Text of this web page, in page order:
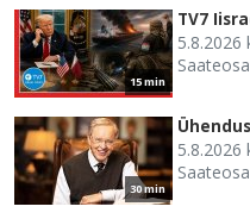
15 min
TV7
5.8.2026
30 min
5.8.2026